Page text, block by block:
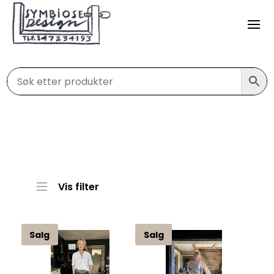
Vis filter
Salg Salg